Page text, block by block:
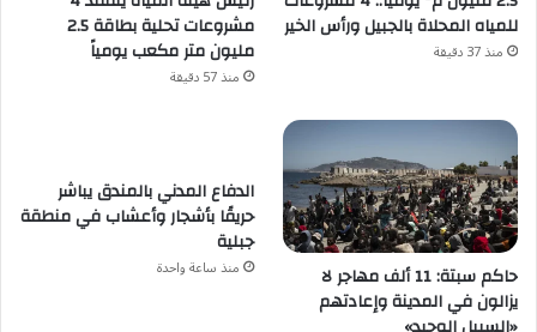
للمياه المحلاة بالجبيل ورأس الخير
منذ 37 دقيقة
مشروعات تحلية بطاقة 2.5
مليون متر مكعب يومياً
منذ 57 دقيقة
حاكم سبتة: 11 ألف مهاجر لا
يزالون في المدينة وإعادتهم
الدفاع المدني بالمندق يباشر
حريقًا بأشجار وأعشاب في منطقة
جبلية
منذ ساعة واحدة